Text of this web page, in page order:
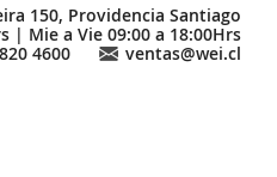
150, Providencia Santiago
| Mie a Vie 09:00 a 18:00Hrs
4600
ventas@wei.cl